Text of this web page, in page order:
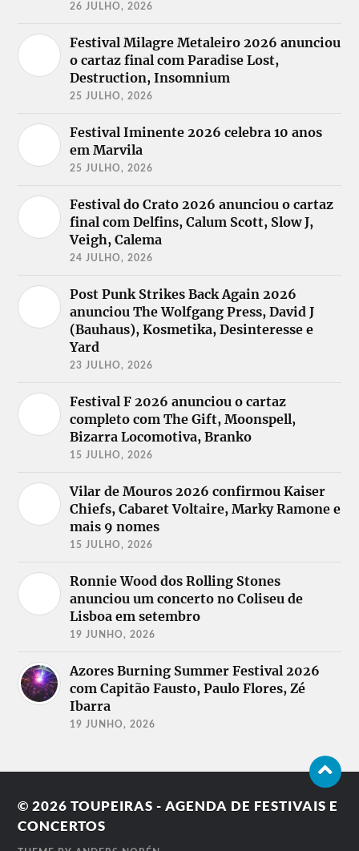
26 JULHO, 2026
Festival Milagre Metaleiro 2026 anunciou
o cartaz final com Paradise Lost,
Destruction, Insomnium
25 JULHO, 2026
Festival Iminente 2026 celebra 10 anos
em Marvila
25 JULHO, 2026
Festival do Crato 2026 anunciou o cartaz
final com Delfins, Calum Scott, Slow J,
Veigh, Calema
24 JULHO, 2026
Post Punk Strikes Back Again 2026
anunciou The Wolfgang Press, David J
(Bauhaus), Kosmetika, Desinteresse e
Yard
23 JULHO, 2026
Festival F 2026 anunciou o cartaz
completo com The Gift, Moonspell,
Bizarra Locomotiva, Branko
15 JULHO, 2026
Vilar de Mouros 2026 confirmou Kaiser
Chiefs, Cabaret Voltaire, Marky Ramone e
mais 9 nomes
15 JULHO, 2026
Ronnie Wood dos Rolling Stones
anunciou um concerto no Coliseu de
Lisboa em setembro
19 JUNHO, 2026
Azores Burning Summer Festival 2026
com Capitão Fausto, Paulo Flores, Zé
Ibarra
19 JUNHO, 2026
© 2026TOUPEIRAS - AGENDA DE FESTIVAIS E
CONCERTOS